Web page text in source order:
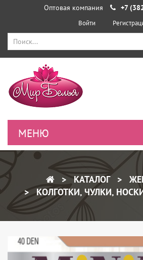
Оптовая компания +7
Войти
КАТАЛОГ
КОЛГОТКИ, ЧУЛКИ,